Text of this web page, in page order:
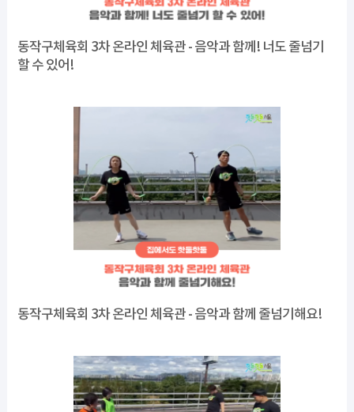
동작구체육회 3차 온라인 체육관 - 음악과 함께! 너도 줄넘기
할 수 있어!
동작구체육회 3차 온라인 체육관 - 음악과 함께 줄넘기해요!